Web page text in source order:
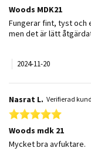
Woods MDK21
Review by Håkan L. on
review stating Woods
Fungerar fint, tyst och
men det är lätt
2024-11-20
Nasrat L. Verifierad kund
5.0 star
Woods mdk 21
Review by Nasrat L. on
review stating Woods
Mycket bra avfuktare.